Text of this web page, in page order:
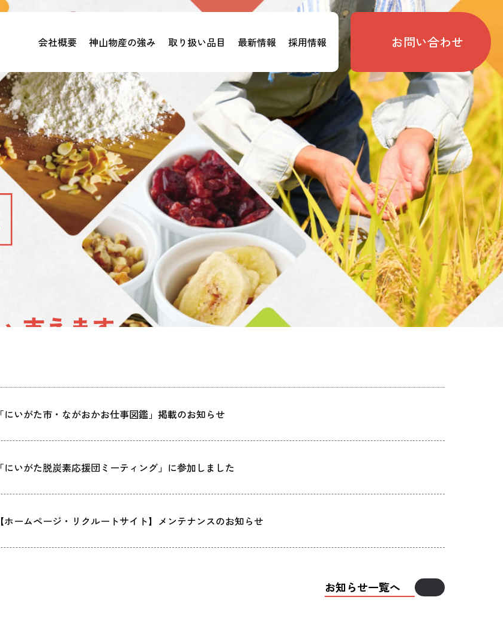
会社概要 神山物産の強み 取り扱い品目 最新情報 採用情報 お問い合わせ
「にいがた市・ながおかお仕事図鑑」掲載のお知らせ
「にいがた脱炭素応援団ミーティング」に参加しました
【ホームページ・リクルートサイト】メンテナンスのお知らせ
お知らせ一覧へ